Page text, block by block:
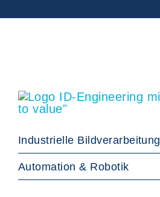
Industrielle Bildverarbeitung
Automation & Robotik